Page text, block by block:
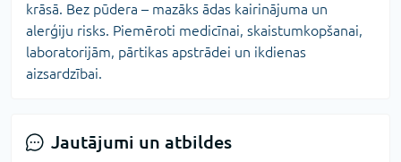
krāsā. Bez pūdera – mazāks ādas kairinājuma un
alerģiju risks. Piemēroti medicīnai, skaistumkopšanai,
laboratorijām, pārtikas apstrādei un ikdienas
aizsardzībai.
Jautājumi un atbildes